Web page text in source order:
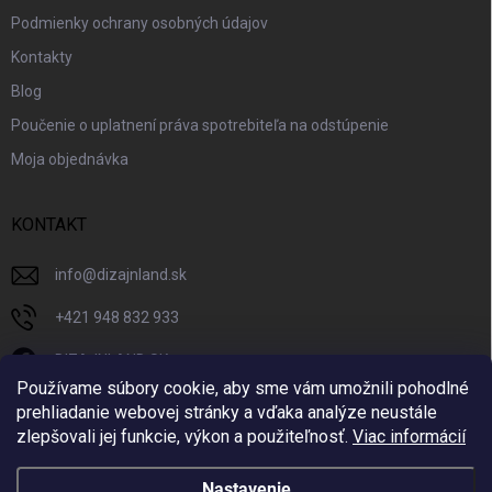
Používame súbory cookie, aby sme vám umožnili pohodlné
prehliadanie webovej stránky a vďaka analýze neustále
zlepšovali jej funkcie, výkon a použiteľnosť. Viac informácií
Podmienky ochrany osobných údajov
Kontakty
Blog
Poučenie o uplatnení práva spotrebiteľa na odstúpenie
Moja objednávka
KONTAKT
info@dizajnland.sk
+421 948 832 933
DIZAJNLAND SK
dizajnland.sk/
@dizajnland